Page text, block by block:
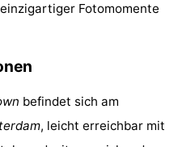
Fotomomente
befindet sich am
, leicht erreichbar mit